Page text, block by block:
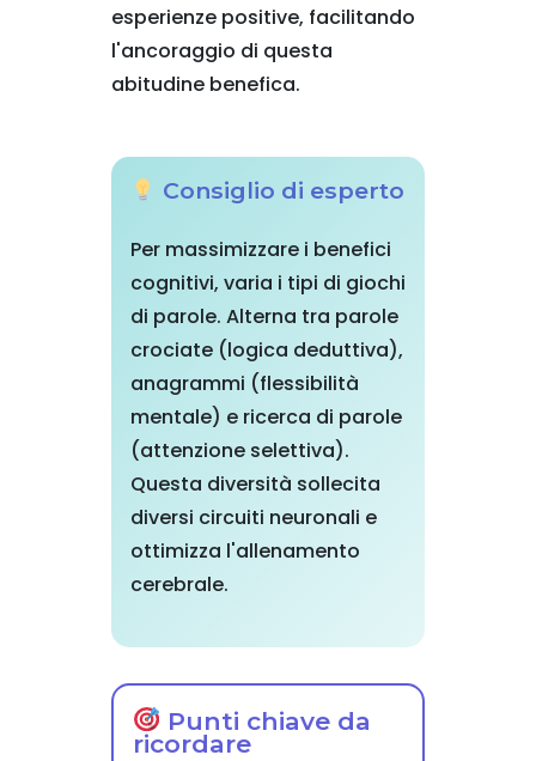
esperienze positive, facilitando
l'ancoraggio di questa
abitudine benefica.
Consiglio di esperto
Per massimizzare i benefici
cognitivi, varia i tipi di giochi
di parole. Alterna tra parole
crociate (logica deduttiva),
anagrammi (flessibilità
mentale) e ricerca di parole
(attenzione selettiva).
Questa diversità sollecita
diversi circuiti neuronali e
ottimizza l'allenamento
cerebrale.
Punti chiave da
ricordare